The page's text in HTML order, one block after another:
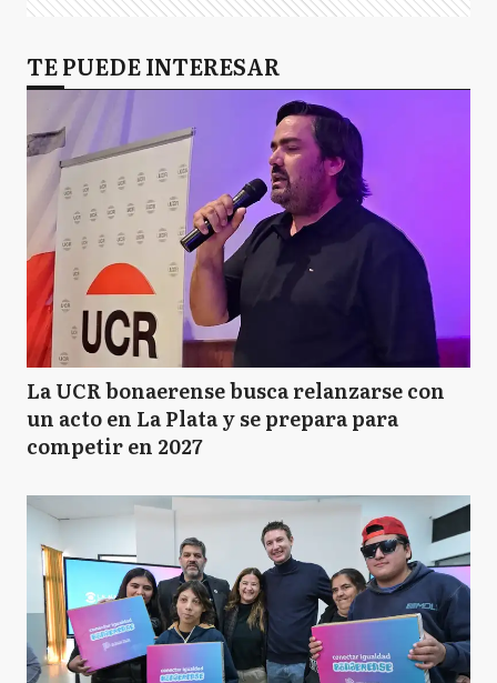
TE PUEDE INTERESAR
La UCR bonaerense busca relanzarse con
un acto en La Plata y se prepara para
competir en 2027